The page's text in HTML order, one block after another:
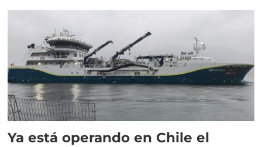
Ya está operando en Chile el